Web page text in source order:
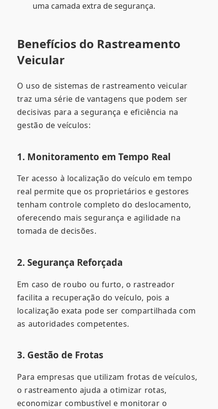
uma camada extra de segurança.
Benefícios do Rastreamento
Veicular
O uso de sistemas de rastreamento veicular
traz uma série de vantagens que podem ser
decisivas para a segurança e eficiência na
gestão de veículos:
1. Monitoramento em Tempo Real
Ter acesso à localização do veículo em tempo
real permite que os proprietários e gestores
tenham controle completo do deslocamento,
oferecendo mais segurança e agilidade na
tomada de decisões.
2. Segurança Reforçada
Em caso de roubo ou furto, o rastreador
facilita a recuperação do veículo, pois a
localização exata pode ser compartilhada com
as autoridades competentes.
3. Gestão de Frotas
Para empresas que utilizam frotas de veículos,
o rastreamento ajuda a otimizar rotas,
economizar combustível e monitorar o